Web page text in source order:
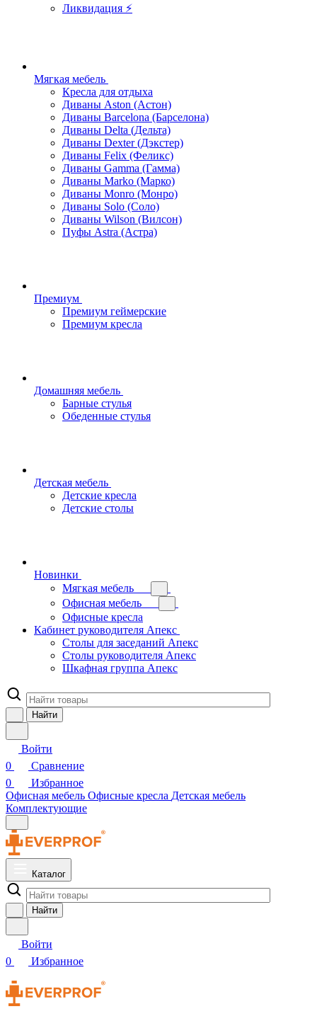
Ликвидация ⚡
Мягкая мебель
Кресла для отдыха
Диваны Aston (Астон)
Диваны Barcelona (Барселона)
Диваны Delta (Дельта)
Диваны Dexter (Дэкстер)
Диваны Felix (Феликс)
Диваны Gamma (Гамма)
Диваны Marko (Марко)
Диваны Monro (Монро)
Диваны Solo (Соло)
Диваны Wilson (Вилсон)
Пуфы Astra (Астра)
Премиум
Премиум геймерские
Премиум кресла
Домашняя мебель
Барные стулья
Обеденные стулья
Детская мебель
Детские кресла
Детские столы
Новинки
Мягкая мебель
Офисная мебель
Офисные кресла
Кабинет руководителя Апекс
Столы для заседаний Апекс
Столы руководителя Апекс
Шкафная группа Апекс
Найти
Войти
0
Сравнение
0
Избранное
Офисная мебель Офисные кресла Детская мебель
Комплектующие
Каталог
Найти
Войти
0
Избранное